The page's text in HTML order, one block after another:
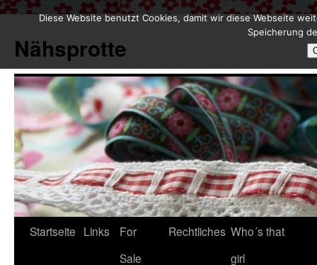
springen
Nähsprotte
Startseite Links
For
Sale
Rechtliches Who´s that
girl
Diese Website benutzt Cookies, damit wir diese Webseite
Speicherung